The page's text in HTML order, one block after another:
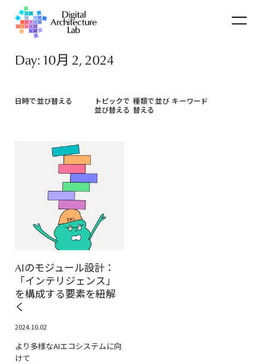
Day: 10月 2, 2024
日時で並び替える
トピックで
並び替える
種類で並び
替える
キーワード
AIのモジュール設計：
「インテリジェンス」
を構成する要素を紐解
く
2024.10.02
より多様なAIエコシステムに向
けて